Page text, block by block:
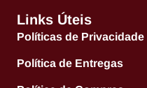
Links Úteis
Políticas de Privacidade
Política de Entregas